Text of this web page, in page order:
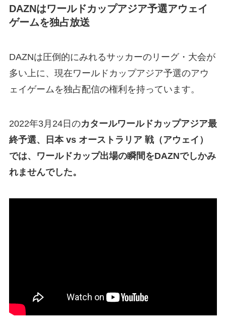
DAZNはワールドカップアジア予選アウェイ
ゲームを独占放送
DAZNは圧倒的にみれるサッカーのリーグ・大会が
多い上に、現在ワールドカップアジア予選のアウ
ェイゲームを独占配信の権利を持っています。
2022年3月24日のカタールワールドカップアジア最
終予選、日本 vs オーストラリア 戦（アウェイ）
では、ワールドカップ出場の瞬間をDAZNでしかみ
れませんでした。